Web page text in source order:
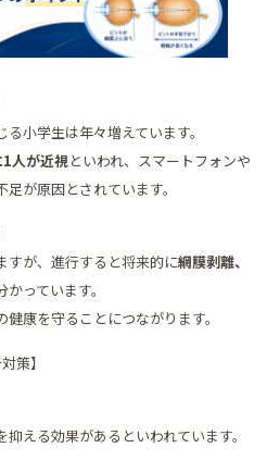
小学生は年々増えています。
人が近視といわれ、スマートフォンや
が原因とされています。
すが、進行すると将来的に網膜剥離、
っています。
康を守ることにつながります。
策】
える効果があるといわれています。